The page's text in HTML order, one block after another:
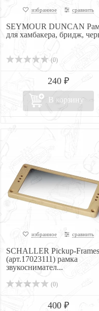
избранное сравнить
SEYMOUR DUNCAN
для хамбакера, бридж,
(0)
240 ₽
В корзину
избранное сравнить
SCHALLER Pickup-Frames
(арт.17023111) рамка
звукоснимател...
(0)
400 ₽